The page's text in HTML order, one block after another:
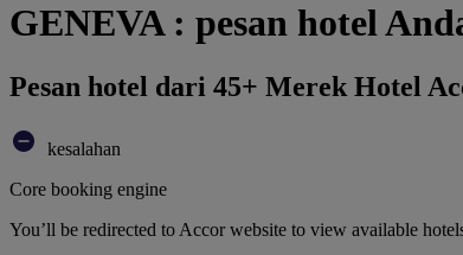
GENEVA : pesan hotel
Pesan hotel dari 45+ Merek Hotel
kesalahan
Core booking engine
You’ll be redirected to Accor website to view available